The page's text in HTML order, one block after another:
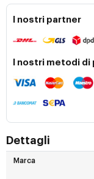
I nostri partner
I nostri metodi
Dettagli
Marca